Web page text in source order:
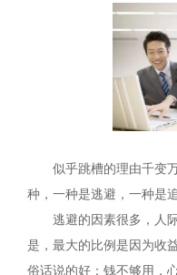
似乎跳槽的理由千变
种，一种是逃避，一种是追
逃避的因素很多，人
是，最大的比例是因为收
俗话说的好：钱不够用，